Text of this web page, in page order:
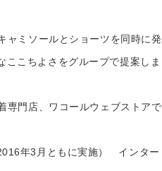
ャミソールとショーツを同時に発
ここちよさをグループで提案しま
専門店、ワコールウェブストアで
年3月ともに実施） インター